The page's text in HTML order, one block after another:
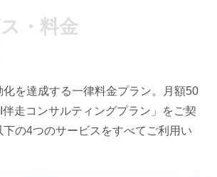
・料金
化を達成する一律料金プラン。月額50
走コンサルティングプラン」をご契
の4つのサービスをすべてご利用い